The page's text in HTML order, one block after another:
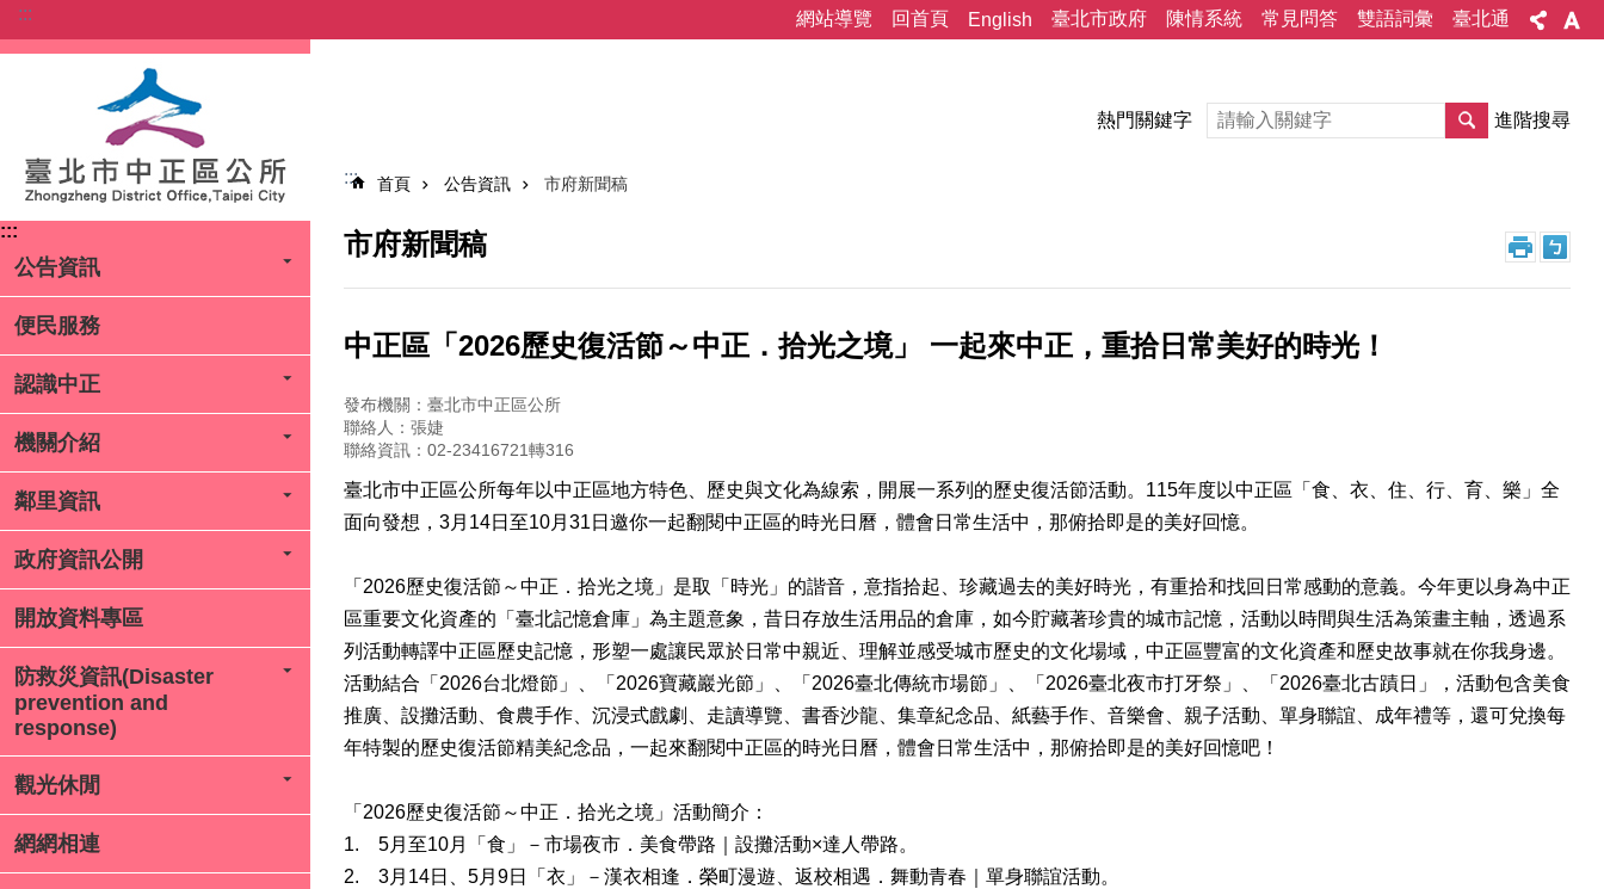
跳到主要內容區塊
::: 網站導覽 回首頁 English 臺北市政府 陳情系統 常見問答 雙語詞彙 臺北通
:::
公告資訊
便民服務
認識中正
機關介紹
鄰里資訊
政府資訊公開
開放資料專區
防救災資訊(Disaster
prevention and
response)
觀光休閒
網網相連
熱門關鍵字 進階搜尋
::: 首頁 公告資訊 市府新聞稿
市府新聞稿
中正區「2026歷史復活節～中正．拾光之境」 一起來中正，重拾日常美好的時光！
發布機關：臺北市中正區公所
聯絡人：張婕
聯絡資訊：02-23416721轉316
臺北市中正區公所每年以中正區地方特色、歷史與文化為線索，開展一系列的歷史復活節活動。115年度以中正區「食、衣、住、行、育、樂」全
面向發想，3月14日至10月31日邀你一起翻閱中正區的時光日曆，體會日常生活中，那俯拾即是的美好回憶。
「2026歷史復活節～中正．拾光之境」是取「時光」的諧音，意指拾起、珍藏過去的美好時光，有重拾和找回日常感動的意義。今年更以身為中正
區重要文化資產的「臺北記憶倉庫」為主題意象，昔日存放生活用品的倉庫，如今貯藏著珍貴的城市記憶，活動以時間與生活為策畫主軸，透過系
列活動轉譯中正區歷史記憶，形塑一處讓民眾於日常中親近、理解並感受城市歷史的文化場域，中正區豐富的文化資產和歷史故事就在你我身邊。
活動結合「2026台北燈節」、「2026寶藏巖光節」、「2026臺北傳統市場節」、「2026臺北夜市打牙祭」、「2026臺北古蹟日」，活動包含美食
推廣、設攤活動、食農手作、沉浸式戲劇、走讀導覽、書香沙龍、集章紀念品、紙藝手作、音樂會、親子活動、單身聯誼、成年禮等，還可兌換每
年特製的歷史復活節精美紀念品，一起來翻閱中正區的時光日曆，體會日常生活中，那俯拾即是的美好回憶吧！
「2026歷史復活節～中正．拾光之境」活動簡介：
1.
5月至10月「食」－市場夜市．美食帶路｜設攤活動×達人帶路。
2.
3月14日、5月9日「衣」－漢衣相逢．榮町漫遊、返校相遇．舞動青春｜單身聯誼活動。